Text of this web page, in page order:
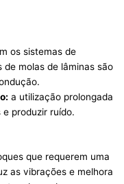
os sistemas de
de molas de lâminas são
a utilização prolongada
produzir ruído.
que requerem uma
as vibrações e melhora